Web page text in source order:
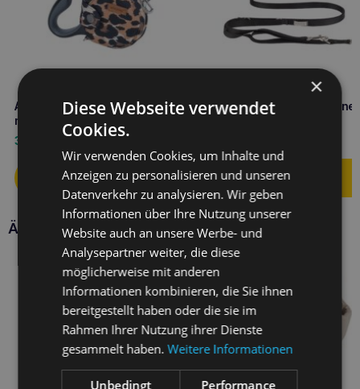
Amiplay infini Automatik-Leine
mit Gehege Safari M Leopard
33,60
Amiplay Verstellbare Leine
Ähnliche Produkte
×
Diese Webseite verwendet
Cookies.
Wir verwenden Cookies, um Inhalte und
Anzeigen zu personalisieren und unseren
Datenverkehr zu analysieren. Wir geben
Informationen über Ihre Nutzung unserer
Website auch an unsere Werbe- und
Analysepartner weiter, die diese
möglicherweise mit anderen
Informationen kombinieren, die Sie ihnen
bereitgestellt haben oder die sie im
Rahmen Ihrer Nutzung ihrer Dienste
gesammelt haben.Weitere Informationen
Unbedingt
Performance